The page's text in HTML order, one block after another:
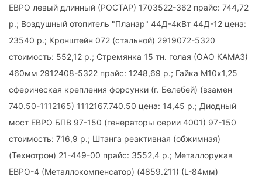
ЕВРО левый длинный (РОСТАР) 1703522-362 прайс: 744,72
р.; Воздушный отопитель "Планар" 44Д-4кВт 44Д-12 цена:
23540 р.; Кронштейн 072 (стальной) 2919072-5320
стоимость: 552,12 р.; Стремянка 15 тн. голая (ОАО КАМАЗ)
460мм 2912408-5322 прайс: 1248,69 р.; Гайка М10х1,25
сферическая крепления форсунки (г. Белебей) (взамен
740.50-1112165) 1112167.740.50 цена: 14,45 р.; Диодный
мост ЕВРО БПВ 97-150 (генераторы серии 4001) 97-150
стоимость: 716,9 р.; Штанга реактивная (обжимная)
(Технотрон) 21-449-00 прайс: 3552,4 р.; Металлорукав
ЕВРО-4 (Металлокомпенсатор) (4859.211) (L-84мм)